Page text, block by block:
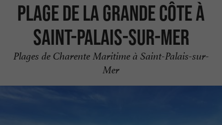
Plage de la Grande Côte à
Saint-Palais-sur-Mer
Plages de Charente Maritime à Saint-Palais-sur-
Mer